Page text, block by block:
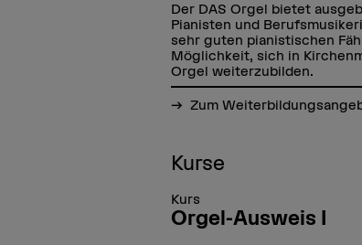
Der DAS Orgel bietet
Pianisten und
sehr guten pianistischen
Möglichkeit, sich in
Orgel weiterzubilden.
Zum
Kurse
Kurs
Orgel-Ausweis I